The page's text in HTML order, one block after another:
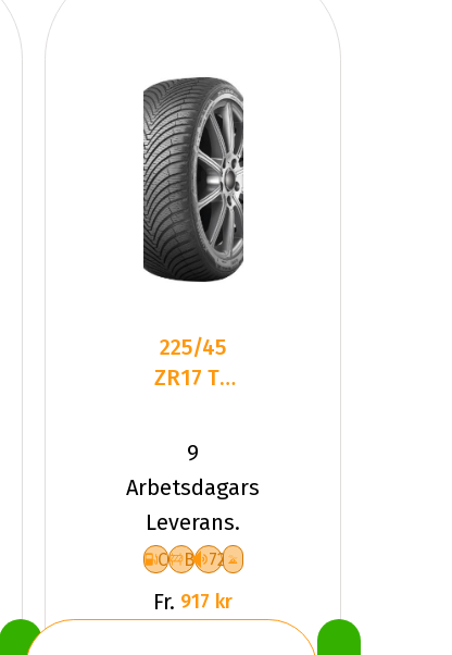
225/45
ZR17 TL
KUMHO
SOLUS 4S
HA32+ XL
9
Arbetsdagars
Leverans.
C B 72
Fr. 917 kr